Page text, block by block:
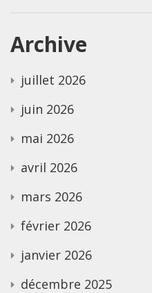
Archive
juillet 2026
juin 2026
mai 2026
avril 2026
mars 2026
février 2026
janvier 2026
décembre 2025